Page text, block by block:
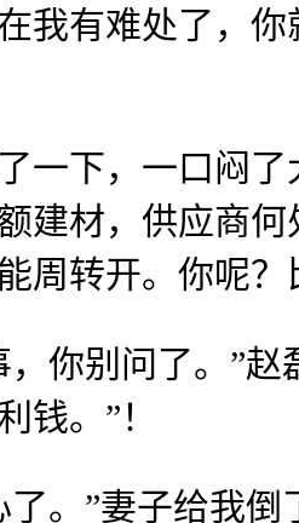
我有难处了，
下，一口闷了
建材，供应商
周转开。你呢？
别问了。”赵磊
钱。”！
”妻子给我倒